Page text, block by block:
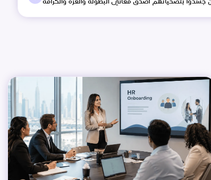
جسدوا بتضحياتهم أصدق معاني البطولة والعزة والكرامة